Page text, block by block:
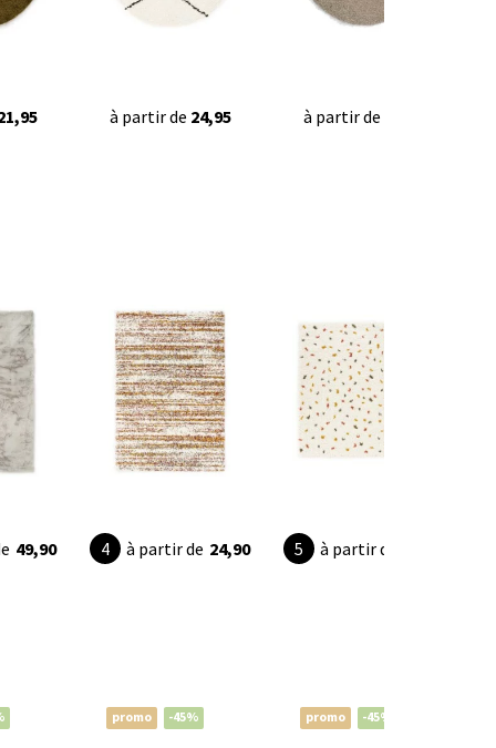
à partir de 24,95 à partir de
49,90 à partir de 24,90 à partir de
promo -45% promo -45%